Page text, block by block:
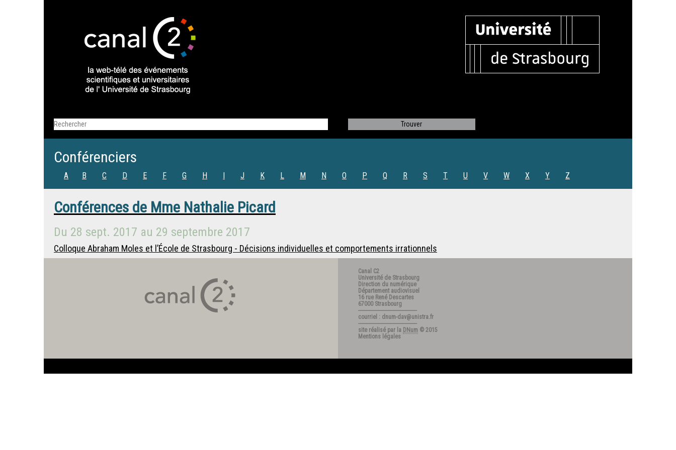
Conférenciers
A B C D E F G H I J K L M N O P Q R S T U V W X Y Z
Conférences de Mme Nathalie Picard
Du 28 sept. 2017 au 29 septembre 2017
Colloque Abraham Moles et l’École de Strasbourg - Décisions individuelles et comportements irrationnels
Canal C2
Université de Strasbourg
Direction du numérique
Département audiovisuel
16 rue René Descartes
67000 Strasbourg
---------------------------------------
courriel : dnum-dav@unistra.fr
---------------------------------------
site réalisé par la DNum © 2015
Mentions légales